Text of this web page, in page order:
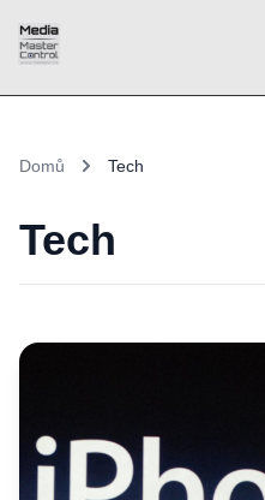
Domů Tech
Tech